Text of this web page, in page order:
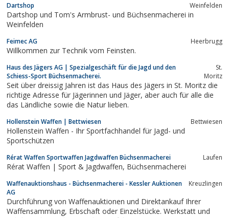
Dartshop Weinfelden
Dartshop und Tom's Armbrust- und Büchsenmacherei in
Weinfelden
Feimec AG Heerbrugg
Willkommen zur Technik vom Feinsten.
Haus des Jägers AG | Spezialgeschäft für die Jagd und den
Schiess-Sport Büchsenmacherei.
St.
Moritz
Seit über dreissig Jahren ist das Haus des Jägers in St. Moritz die
richtige Adresse für Jägerinnen und Jäger, aber auch für alle die
das Ländliche sowie die Natur lieben.
Hollenstein Waffen | Bettwiesen Bettwiesen
Hollenstein Waffen - Ihr Sportfachhandel für Jagd- und
Sportschützen
Rérat Waffen Sportwaffen Jagdwaffen Büchsenmacherei Laufen
Rérat Waffen | Sport & Jagdwaffen, Büchsenmacherei
Waffenauktionshaus - Büchsenmacherei - Kessler Auktionen
AG
Kreuzlingen
Durchführung von Waffenauktionen und Direktankauf Ihrer
Waffensammlung, Erbschaft oder Einzelstücke. Werkstatt und